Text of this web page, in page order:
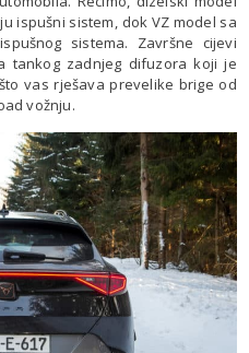
ispušni sistem, dok VZ model sa
sistema. Završne cijevi
tankog zadnjeg difuzora koji je
vas rješava prevelike brige od
vožnju.